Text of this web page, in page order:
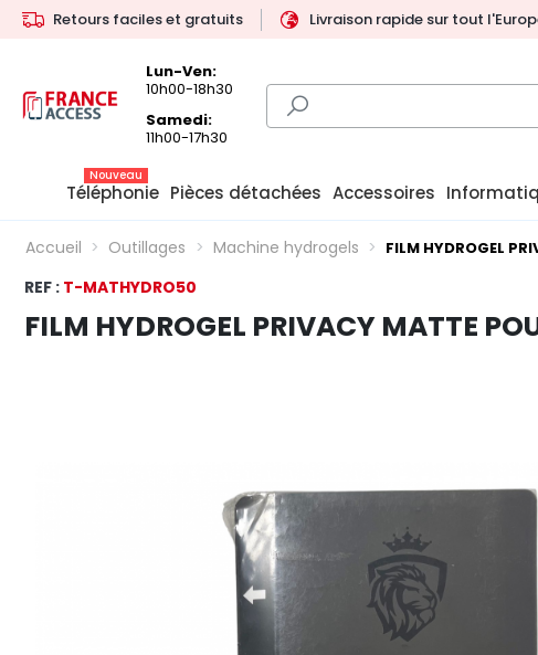
Retours faciles et gratuits Livraison rapide sur tout
Lun-Ven:
10h00-18h30
Samedi:
11h00-17h30
Téléphonie
Nouveau
Pièces détachées Accessoires
Accueil Outillages Machine hydrogels FILM HYDROGEL
REF : T-MATHYDRO50
FILM HYDROGEL PRIVACY MATTE